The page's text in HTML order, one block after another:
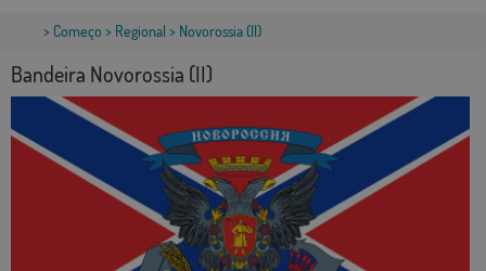
> Começo > Regional > Novorossia (II)
Bandeira Novorossia (II)